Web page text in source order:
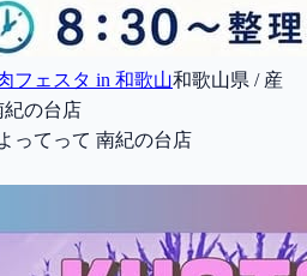
フェスタ in 和歌山和歌山県 / 産
紀の台店
ってって 南紀の台店